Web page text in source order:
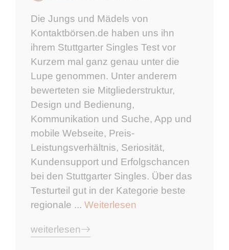
Die Jungs und Mädels von
Kontaktbörsen.de haben uns ihn
ihrem Stuttgarter Singles Test vor
Kurzem mal ganz genau unter die
Lupe genommen. Unter anderem
bewerteten sie Mitgliederstruktur,
Design und Bedienung,
Kommunikation und Suche, App und
mobile Webseite, Preis-
Leistungsverhältnis, Seriosität,
Kundensupport und Erfolgschancen
bei den Stuttgarter Singles. Über das
Testurteil gut in der Kategorie beste
regionale ... Weiterlesen
weiterlesen